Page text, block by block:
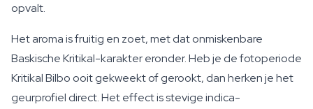
opvalt.
Het aroma is fruitig en zoet, met dat onmiskenbare
Baskische Kritikal-karakter eronder. Heb je de fotoperiode
Kritikal Bilbo ooit gekweekt of gerookt, dan herken je het
geurprofiel direct. Het effect is stevige indica-